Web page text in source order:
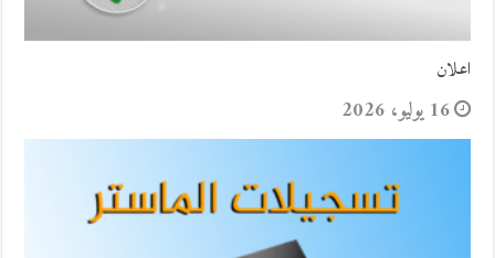
اعلان
16 يوليو، 2026